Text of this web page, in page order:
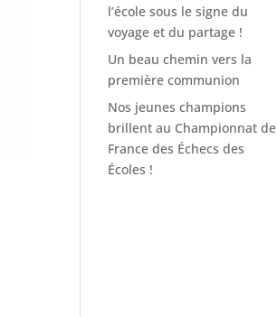
l’école sous le signe du
voyage et du partage !
Un beau chemin vers la
première communion
Nos jeunes champions
brillent au Championnat de
France des Échecs des
Écoles !